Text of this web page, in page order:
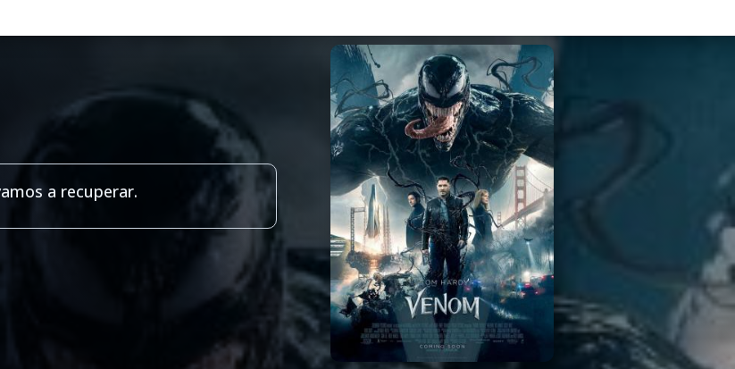
a recuperar.